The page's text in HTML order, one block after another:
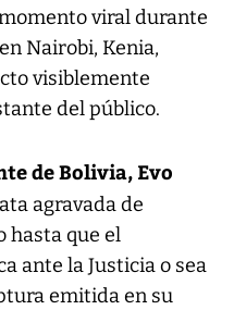
viral durante
Nairobi, Kenia,
visiblemente
del público.
de Bolivia, Evo
agravada de
hasta que el
ante la Justicia o sea
emitida en su